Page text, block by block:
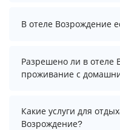
Да. Всего на
бассейнов: 2. А
информацию Вы
менеджера.
В отеле Возрождение
В отеле Возрождение
информацию перед
Разрешено ли в отеле
проживание с
Проживание с
Какие услуги для
Возрождение?